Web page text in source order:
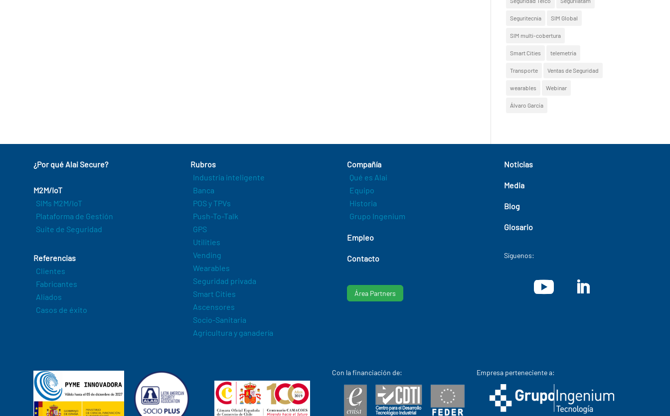
Seguritecnia SIM Global
SIM multi-cobertura
Smart Cities telemetría
Transporte Ventas de Seguridad
wearables Webinar
Álvaro García
¿Por qué Alai Secure?
M2M/IoT
SIMs M2M/IoT
Plataforma de Gestión
Suite de Seguridad
Referencias
Clientes
Fabricantes
Aliados
Casos de éxito
Rubros
Industria inteligente
Banca
POS y TPVs
Push-To-Talk
GPS
Utilities
Vending
Wearables
Seguridad privada
Smart Cities
Ascensores
Socio-Sanitaria
Agricultura y ganadería
Compañía
Qué es Alai
Equipo
Historia
Grupo Ingenium
Empleo
Contacto
Área Partners
Noticias
Media
Blog
Glosario
Síguenos:
Con la financiación de: Empresa perteneciente a: